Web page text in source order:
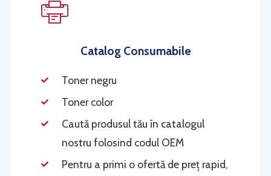
Catalog Consumabile
Toner negru
Toner color
Caută produsul tău în catalogul
nostru folosind codul OEM
Pentru a primi o ofertă de preț rapid,